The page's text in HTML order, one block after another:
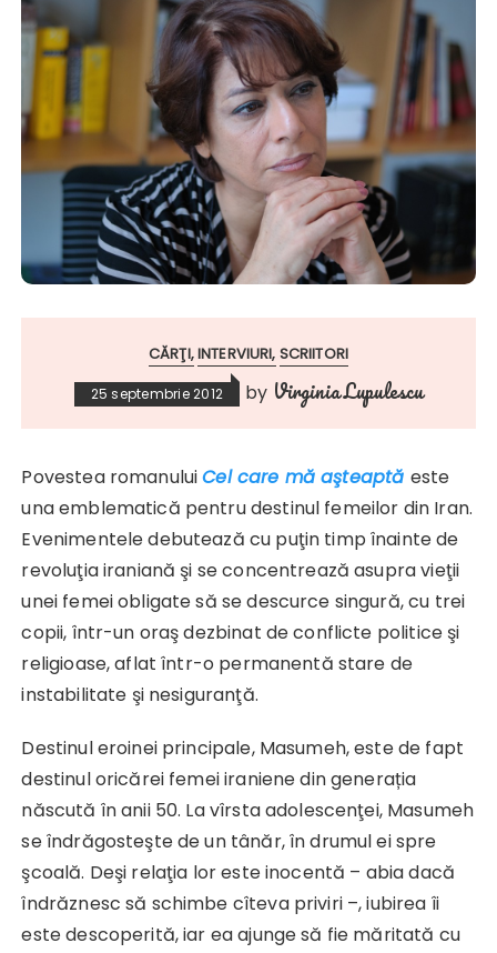
CĂRŢI INTERVIURI SCRIITORI
25 septembrie 2012 by Virginia Lupulescu
Povestea romanuluiCel care mă aşteaptă este
una emblematică pentru destinul femeilor din Iran.
Evenimentele debutează cu puţin timp înainte de
revoluţia iraniană şi se concen­trează asupra vieţii
unei femei obligate să se descurce singură, cu trei
copii, într-un oraş dezbinat de conflicte politice şi
religioase, aflat într-o permanentă stare de
instabilitate şi nesiguranţă.
Destinul eroinei principale, Masumeh, este de fapt
destinul oricărei femei iraniene din generația
născută în anii 50. La vîrsta adolescenţei, Masumeh
se îndră­gosteşte de un tânăr, în drumul ei spre
şcoală. Deşi relaţia lor este inocentă – abia dacă
îndrăznesc să schimbe cîteva priviri –, iubirea îi
este descoperită, iar ea ajunge să fie măritată cu